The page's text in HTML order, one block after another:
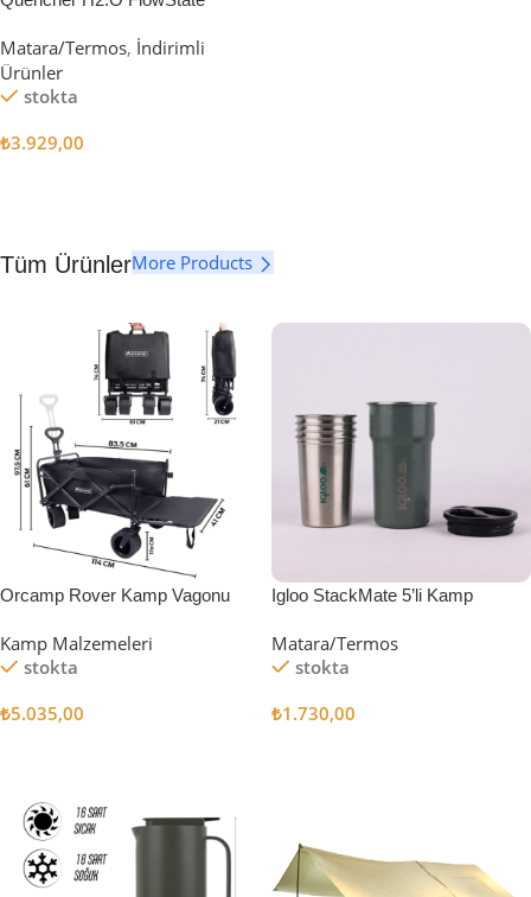
Matara/Termos, İndirimli
Ürünler
stokta
₺3.929,00
Tüm ÜrünlerMore Products
Orcamp Rover Kamp Vagonu
Kamp Malzemeleri
stokta
₺5.035,00
Igloo StackMate 5’li Kamp
Matara/Termos
stokta
₺1.730,00